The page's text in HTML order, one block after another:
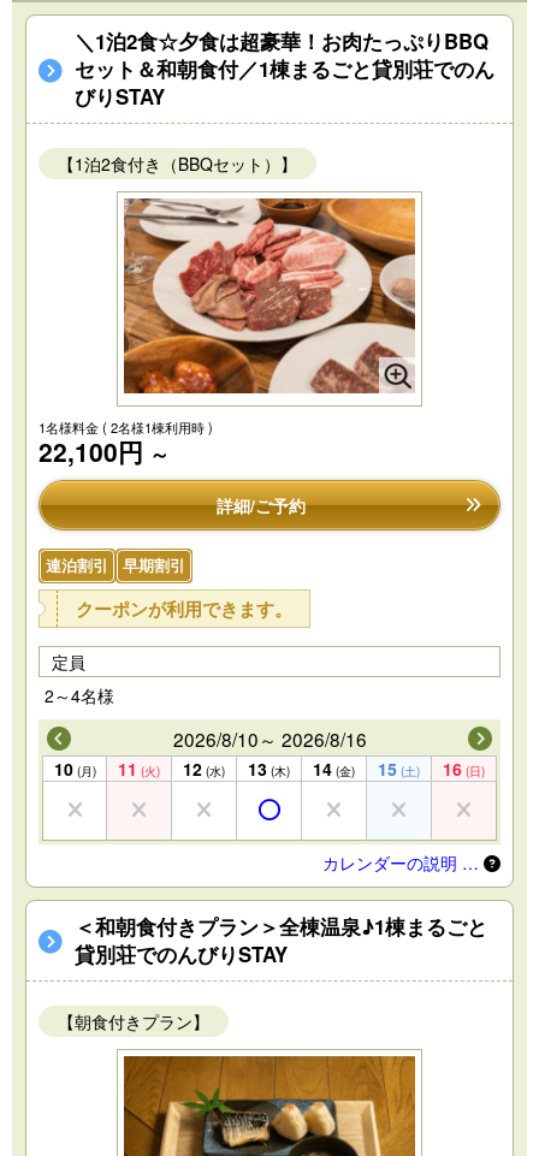
＼1泊2食☆夕食は超豪華！お肉たっぷりBBQ
セット＆和朝食付／1棟まるごと貸別荘でのん
びりSTAY
【1泊2食付き（BBQセット）】
1名様料金( 2名様1棟利用時 )
22,100円 ～
詳細/ご予約
連泊割引 早期割引
クーポンが利用できます。
定員
2～4名様
2026/8/10～ 2026/8/16
10 (月) 11 (火) 12 (水) 13 (木) 14 (金) 15 (土) 16 (日)
カレンダーの説明 …
＜和朝食付きプラン＞全棟温泉♪1棟まるごと
貸別荘でのんびりSTAY
【朝食付きプラン】